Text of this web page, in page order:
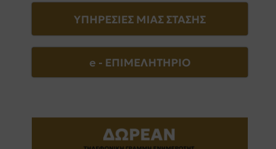
ΥΠΗΡΕΣΙΕΣ ΜΙΑΣ ΣΤΑΣΗΣ
e - EΠΙΜΕΛΗΤΗΡΙΟ